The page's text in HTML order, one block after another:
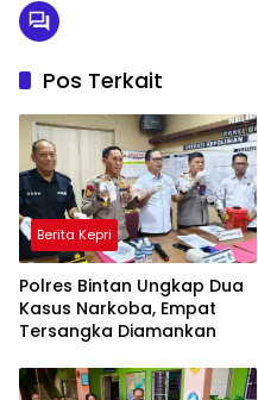
Pos Terkait
Berita Kepri
Polres Bintan Ungkap Dua
Kasus Narkoba, Empat
Tersangka Diamankan